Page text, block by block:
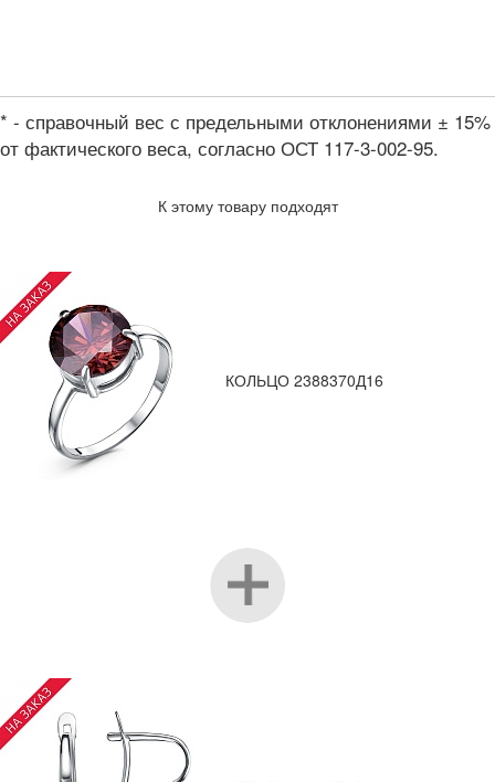
* - справочный вес с предельными отклонениями ± 15%
от фактического веса, согласно ОСТ 117-3-002-95.
К этому товару подходят
КОЛЬЦО 2388370Д16